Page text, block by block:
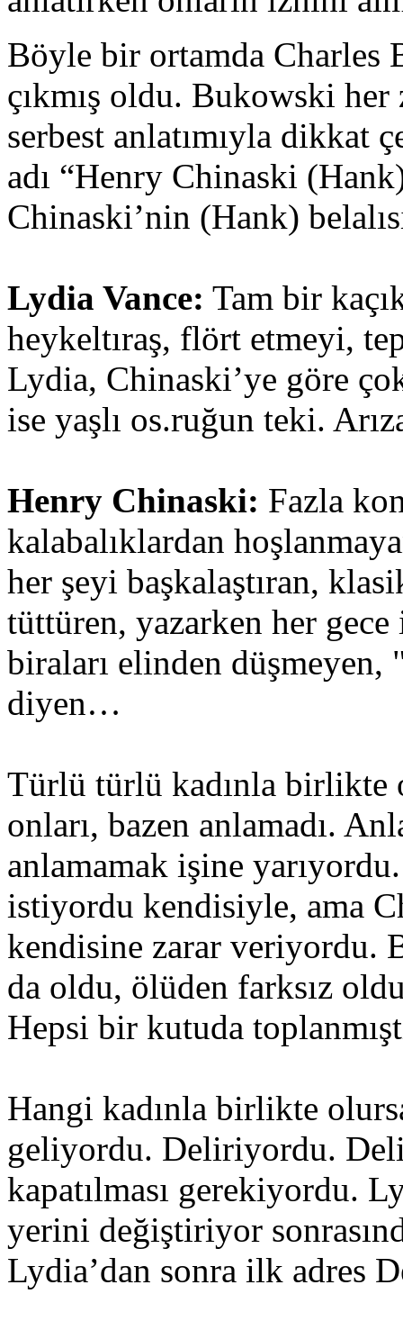
Böyle bir ortamda Charles
çıkmış oldu. Bukowski
serbest anlatımıyla dikkat
adı “Henry Chinaski
Chinaski’nin (Hank)
Lydia Vance: Tam bir
heykeltıraş, flört etmeyi,
Lydia, Chinaski’ye göre
ise yaşlı os.ruğun teki.
Henry Chinaski: Fazla
kalabalıklardan
her şeyi başkalaştıran,
tüttüren, yazarken her
biraları elinden düşmeyen,
diyen…
Türlü türlü kadınla birlikte
onları, bazen anlamadı.
anlamamak işine
istiyordu kendisiyle, ama
kendisine zarar veriyordu.
da oldu, ölüden farksız
Hepsi bir kutuda
Hangi kadınla birlikte
geliyordu. Deliriyordu.
kapatılması gerekiyordu.
yerini değiştiriyor
Lydia’dan sonra ilk adres